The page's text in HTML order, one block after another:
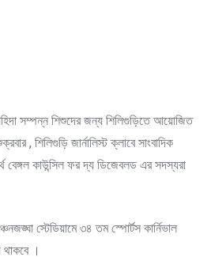
সম্পন্ন শিশুদের জন্য শিলিগুড়িতে আয়োজিত
, শিলিগুড়ি জার্নালিস্ট ক্লাবে সাংবাদিক
বেঙ্গল কাউন্সিল ফর দ্য ডিজেবলড এর সদস্যরা
স্টেডিয়ামে ৩৪ তম স্পোর্টস কার্নিভাল
।